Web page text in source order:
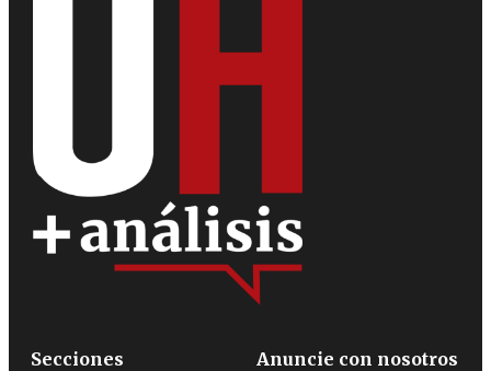
Secciones
Anuncie con nosotros